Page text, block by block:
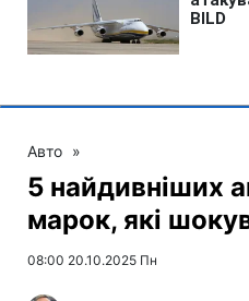
Авто »
5 найдивніших
марок, які
08:00 20.10.2025 Пн